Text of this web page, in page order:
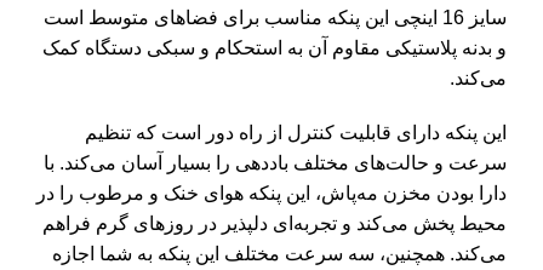
سایز 16 اینچی این پنکه مناسب برای فضاهای متوسط است
و بدنه پلاستیکی مقاوم آن به استحکام و سبکی دستگاه کمک
می‌کند.
این پنکه دارای قابلیت کنترل از راه دور است که تنظیم
سرعت و حالت‌های مختلف باددهی را بسیار آسان می‌کند. با
دارا بودن مخزن مه‌پاش، این پنکه هوای خنک و مرطوب را در
محیط پخش می‌کند و تجربه‌ای دلپذیر در روزهای گرم فراهم
می‌کند. همچنین، سه سرعت مختلف این پنکه به شما اجازه